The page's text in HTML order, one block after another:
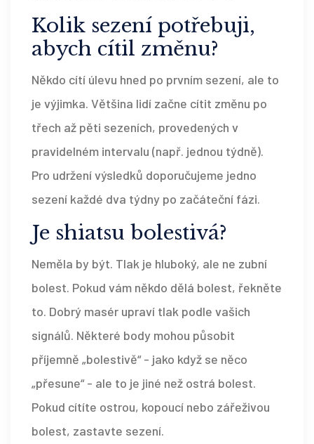
Kolik sezení potřebuji,
abych cítil změnu?
Někdo cítí úlevu hned po prvním sezení, ale to
je výjimka. Většina lidí začne cítit změnu po
třech až pěti sezeních, provedených v
pravidelném intervalu (např. jednou týdně).
Pro udržení výsledků doporučujeme jedno
sezení každé dva týdny po začáteční fázi.
Je shiatsu bolestivá?
Neměla by být. Tlak je hluboký, ale ne zubní
bolest. Pokud vám někdo dělá bolest, řekněte
to. Dobrý masér upraví tlak podle vašich
signálů. Některé body mohou působit
příjemně „bolestivě“ - jako když se něco
„přesune“ - ale to je jiné než ostrá bolest.
Pokud cítíte ostrou, kopoucí nebo zářeživou
bolest, zastavte sezení.